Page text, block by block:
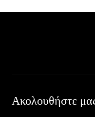
Ακολουθήστε